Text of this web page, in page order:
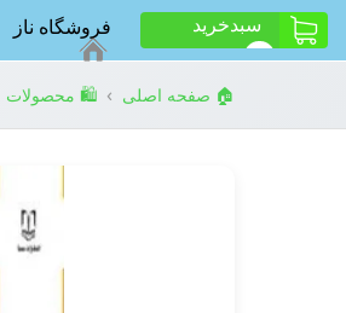
سبد‌خرید فروشگاه ناز
🏠 صفحه اصلی › 🛍️ محصولات